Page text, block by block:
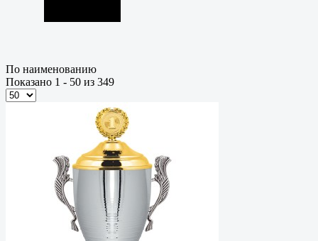
По наименованию
Показано 1 - 50 из 349